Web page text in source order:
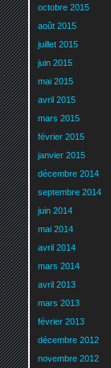
octobre 2015
août 2015
juillet 2015
juin 2015
mai 2015
avril 2015
mars 2015
février 2015
janvier 2015
décembre 2014
septembre 2014
juin 2014
mai 2014
avril 2014
mars 2014
avril 2013
mars 2013
février 2013
décembre 2012
novembre 2012